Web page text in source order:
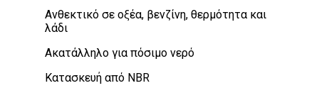
Ανθεκτικό σε οξέα, βενζίνη, θερμότητα και
λάδι
Ακατάλληλο για πόσιμο νερό
Κατασκευή από NBR